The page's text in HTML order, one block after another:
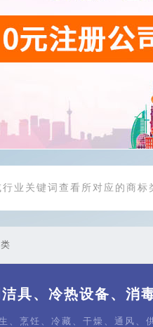
具、冷热设备、消
、烹饪、冷藏、干燥、通风、